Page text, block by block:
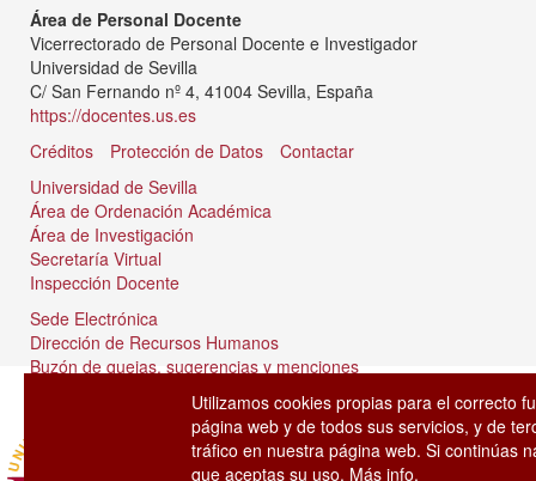
Área de Personal Docente
Vicerrectorado de Personal Docente e Investigador
Universidad de Sevilla
C/ San Fernando nº 4, 41004 Sevilla, España
https://docentes.us.es
Créditos
Protección de Datos
Contactar
Universidad de Sevilla
Área de Ordenación Académica
Área de Investigación
Secretaría Virtual
Inspección Docente
Sede Electrónica
Dirección de Recursos Humanos
Buzón de quejas, sugerencias y menciones
Utilizamos cookies propias para el correcto
página web y de todos sus servicios, y de
tráfico en nuestra página web. Si continúas
que aceptas su uso. Más info.